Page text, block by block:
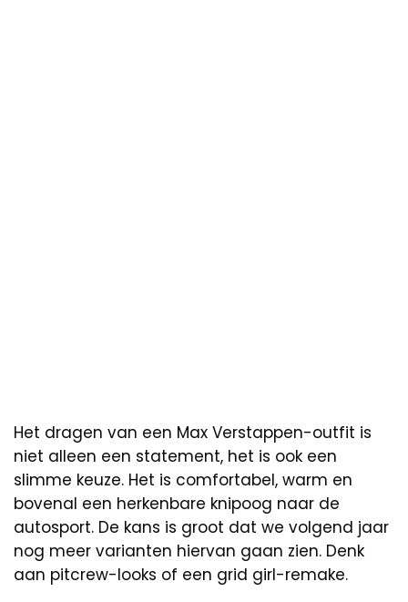
Het dragen van een Max Verstappen-outfit is
niet alleen een statement, het is ook een
slimme keuze. Het is comfortabel, warm en
bovenal een herkenbare knipoog naar de
autosport. De kans is groot dat we volgend jaar
nog meer varianten hiervan gaan zien. Denk
aan pitcrew-looks of een grid girl-remake.